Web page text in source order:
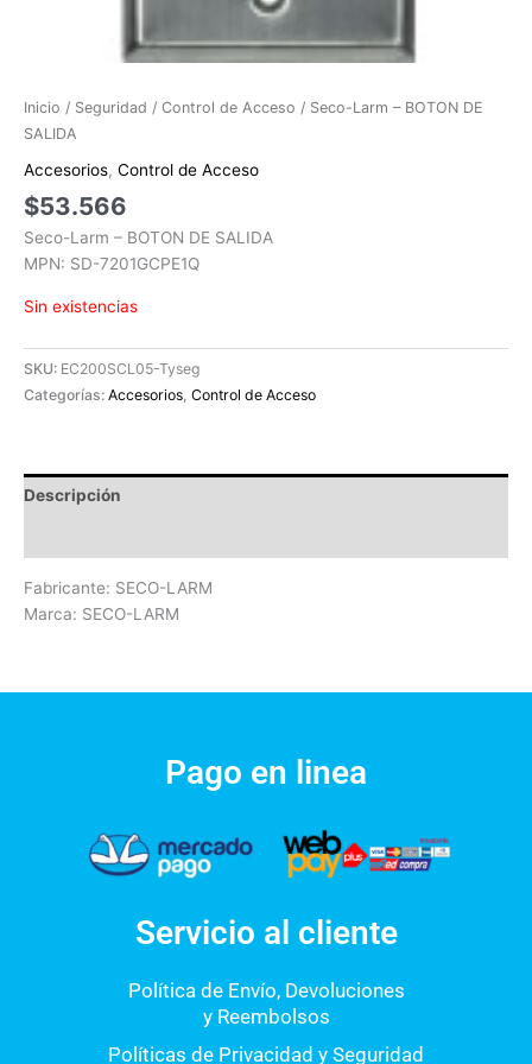
Inicio / Seguridad / Control de Acceso / Seco-Larm – BOTON DE
SALIDA
Accesorios, Control de Acceso
$53.566
Seco-Larm – BOTON DE SALIDA
MPN: SD-7201GCPE1Q
Sin existencias
SKU: EC200SCL05-Tyseg
Categorías: Accesorios, Control de Acceso
Descripción
Fabricante: SECO-LARM
Marca: SECO-LARM
Pago en linea
Servicio al cliente
Política de Envío, Devoluciones
y Reembolsos
Políticas de Privacidad y Seguridad